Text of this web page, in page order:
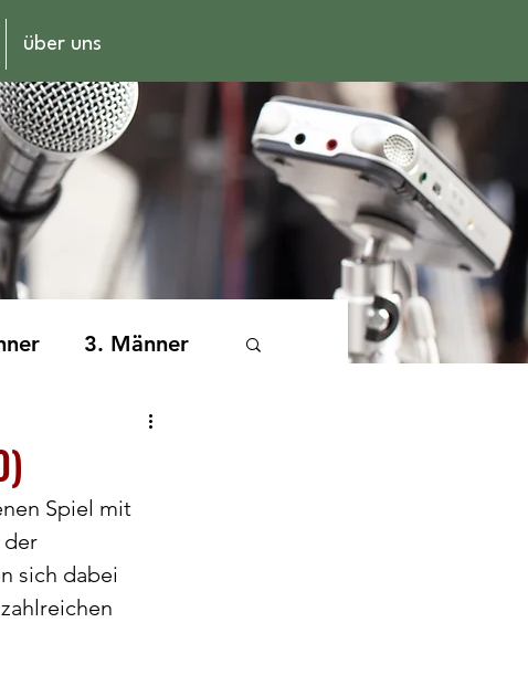
über uns
3. Männer
Spiel mit
der
sich dabei